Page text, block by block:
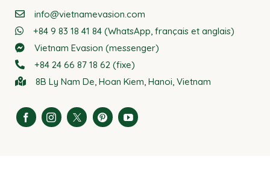
info@vietnamevasion.com
+84 9 83 18 41 84 (WhatsApp, français et anglais)
Vietnam Evasion (messenger)
+84 24 66 87 18 62 (fixe)
8B Ly Nam De, Hoan Kiem, Hanoi, Vietnam